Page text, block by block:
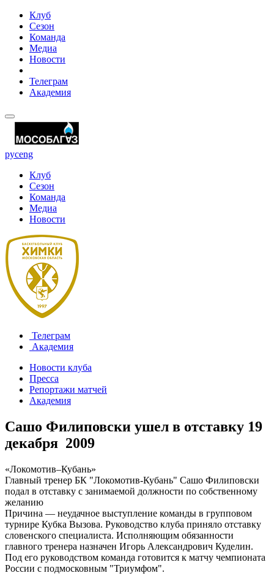
Клуб
Сезон
Команда
Медиа
Новости
Телеграм
Академия
русeng
Клуб
Сезон
Команда
Медиа
Новости
Телеграм
Академия
Новости клуба
Пресса
Репортажи матчей
Академия
Сашо Филиповски ушел в отставку 19
декабря 2009
«Локомотив–Кубань»
Главный тренер БК "Локомотив-Кубань" Сашо Филиповски
подал в отставку с занимаемой должности по собственному
желанию
Причина — неудачное выступление команды в групповом
турнире Кубка Вызова. Руководство клуба приняло отставку
словенского специалиста. Исполняющим обязанности
главного тренера назначен Игорь Александрович Куделин.
Под его руководством команда готовится к матчу чемпионата
России с подмосковным "Триумфом".